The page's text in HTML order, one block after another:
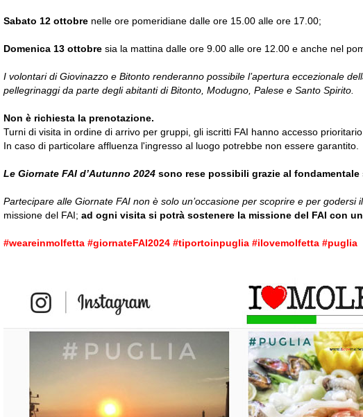
Sabato 12 ottobre nelle ore pomeridiane dalle ore 15.00 alle ore 17.00;
Domenica 13 ottobre sia la mattina dalle ore 9.00 alle ore 12.00 e anche nel
I volontari di Giovinazzo e Bitonto renderanno possibile l’apertura eccezionale
pellegrinaggi da parte degli abitanti di Bitonto, Modugno, Palese e Santo Spirito.
Non è richiesta la prenotazione.
Turni di visita in ordine di arrivo per gruppi, gli iscritti FAI hanno accesso prioritario.
In caso di particolare affluenza l'ingresso al luogo potrebbe non essere garantito.
Le Giornate FAI d’Autunno 2024 sono rese possibili grazie al
Partecipare alle Giornate FAI non è solo un’occasione per scoprire e per godersi
missione del FAI; ad ogni visita si potrà sostenere la missione del FAI con
#weareinmolfetta #giornateFAI2024 #tiportoinpuglia #ilovemolfetta #puglia